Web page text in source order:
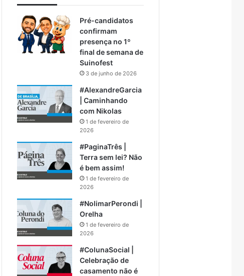
Pré-candidatos
confirmam
presença no 1º
final de semana de
Suinofest
3 de junho de 2026
#AlexandreGarcia
| Caminhando
com Nikolas
1 de fevereiro de
2026
#PaginaTrês |
Terra sem lei? Não
é bem assim!
1 de fevereiro de
2026
#NolimarPerondi |
Orelha
1 de fevereiro de
2026
#ColunaSocial |
Celebração de
casamento não é